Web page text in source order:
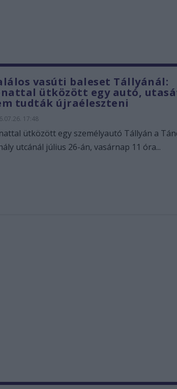
vasúti baleset Tállyánál:
ütközött egy autó,
tudták újraéleszteni
17:48
ütközött egy személyautó Tállyán a
utcánál július 26-án, vasárnap 11 óra...